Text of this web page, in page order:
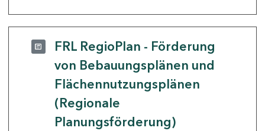
FRL RegioPlan - Förderung
von Bebauungsplänen und
Flächennutzungsplänen
(Regionale
Planungsförderung)